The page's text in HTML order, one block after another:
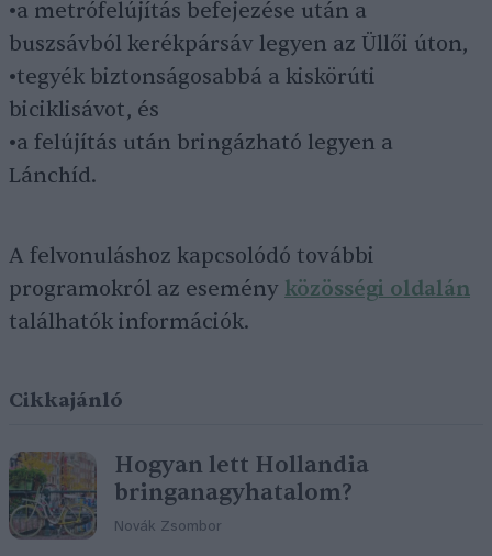
•a metrófelújítás befejezése után a
buszsávból kerékpársáv legyen az Üllői úton,
•tegyék biztonságosabbá a kiskörúti
biciklisávot, és
•a felújítás után bringázható legyen a
Lánchíd.
A felvonuláshoz kapcsolódó további
programokról az esemény közösségi oldalán
találhatók információk.
Cikkajánló
Hogyan lett Hollandia
bringanagyhatalom?
Novák Zsombor